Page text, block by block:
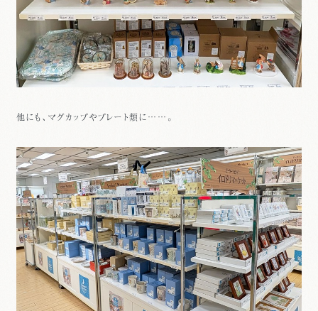
他にも、マグカップやプレート類に……。